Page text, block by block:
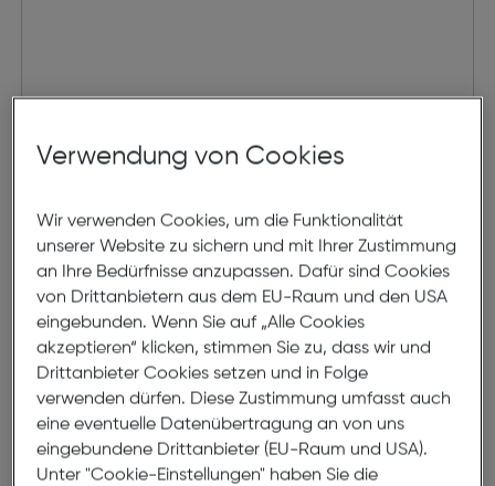
PopSockets PopGrip Psych Out
€ 9,99
in den Warenkorb
Verwendung von Cookies
Wir verwenden Cookies, um die Funktionalität
unserer Website zu sichern und mit Ihrer Zustimmung
an Ihre Bedürfnisse anzupassen. Dafür sind Cookies
von Drittanbietern aus dem EU-Raum und den USA
eingebunden. Wenn Sie auf „Alle Cookies
akzeptieren“ klicken, stimmen Sie zu, dass wir und
Drittanbieter Cookies setzen und in Folge
verwenden dürfen. Diese Zustimmung umfasst auch
eine eventuelle Datenübertragung an von uns
eingebundene Drittanbieter (EU-Raum und USA).
Unter "Cookie-Einstellungen" haben Sie die